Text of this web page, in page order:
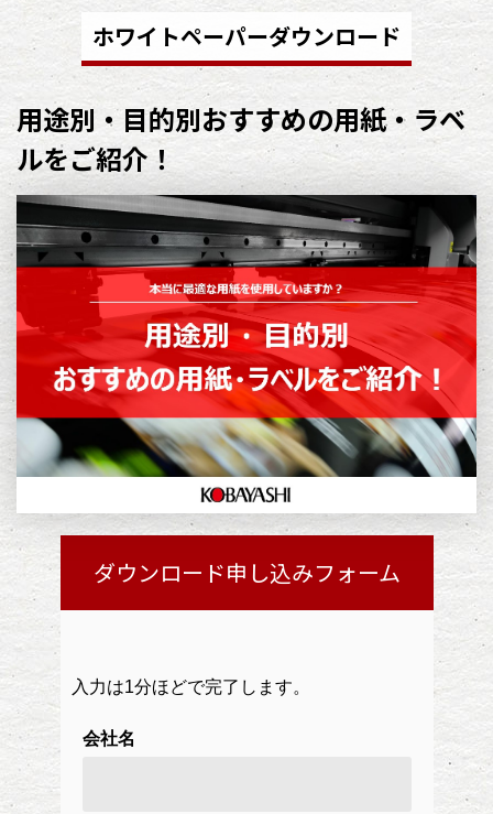
ホワイトペーパーダウンロード
用途別・目的別おすすめの用紙・ラベ
ルをご紹介！
ダウンロード申し込みフォーム